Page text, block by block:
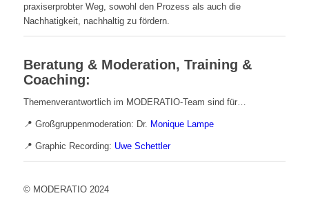
praxiserprobter Weg, sowohl den Prozess als auch die
Nachhatigkeit, nachhaltig zu fördern.
Beratung & Moderation, Training &
Coaching:
Themenverantwortlich im MODERATIO-Team sind für…
📍 Großgruppenmoderation: Dr. Monique Lampe
📍 Graphic Recording: Uwe Schettler
© MODERATIO 2024